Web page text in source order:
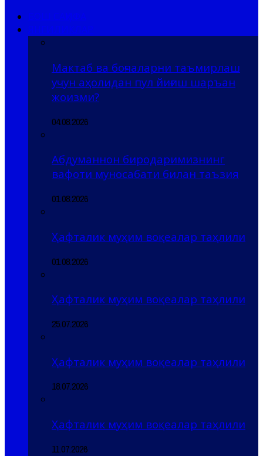
Мактаб ва боғчаларни таъмирлаш
учун аҳолидан пул йиғиш шаръан
жоизми?
04.08.2026
Абдуманнон биродаримизнинг
вафоти муносабати билан таъзия
01.08.2026
Ҳафталик муҳим воқеалар таҳлили
01.08.2026
Ҳафталик муҳим воқеалар таҳлили
25.07.2026
Ҳафталик муҳим воқеалар таҳлили
18.07.2026
Ҳафталик муҳим воқеалар таҳлили
11.07.2026